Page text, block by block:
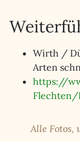
Wirth /
Arten
https://
Flechten/
Alle Fotos,